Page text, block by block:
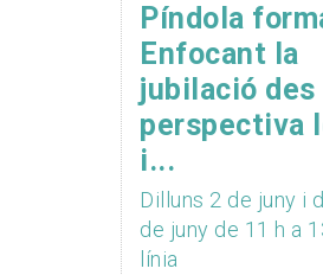
Píndola
Enfocant la
jubilació des
perspectiva
i...
Dilluns 2 de juny i
de juny de 11 h a
línia